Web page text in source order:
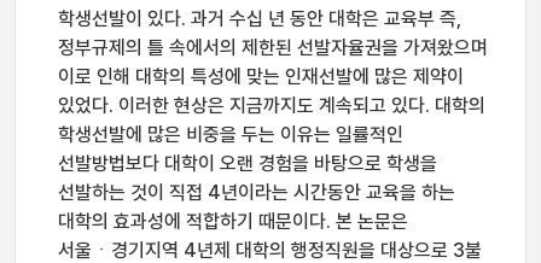
학생선발이 있다. 과거 수십 년 동안 대학은 교육부 즉,
정부규제의 틀 속에서의 제한된 선발자율권을 가져왔으며
이로 인해 대학의 특성에 맞는 인재선발에 많은 제약이
있었다. 이러한 현상은 지금까지도 계속되고 있다. 대학의
학생선발에 많은 비중을 두는 이유는 일률적인
선발방법보다 대학이 오랜 경험을 바탕으로 학생을
선발하는 것이 직접 4년이라는 시간동안 교육을 하는
대학의 효과성에 적합하기 때문이다. 본 논문은
서울ㆍ경기지역 4년제 대학의 행정직원을 대상으로 3불